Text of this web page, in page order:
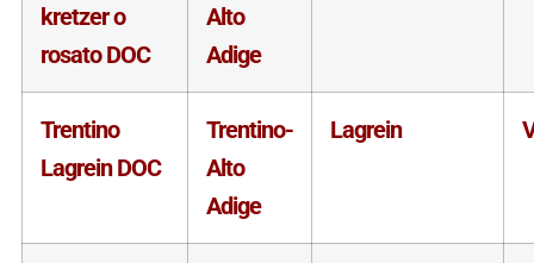
kretzer o
rosato DOC
Alto
Adige
Trentino
Lagrein DOC
Trentino-
Alto
Adige
Lagrein